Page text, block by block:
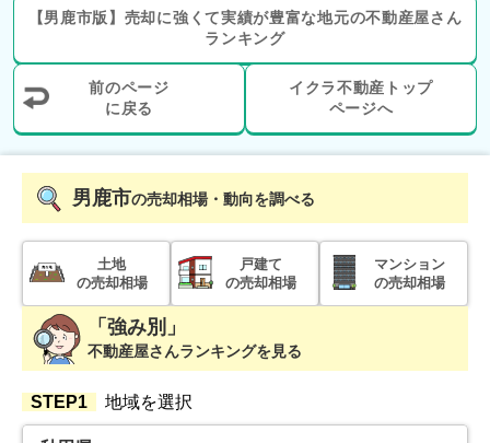
階数:3階 築年数:38年
土地面積:
300万円
秋田県男鹿市船川港南平沢
階数:2階 築年数:40年
建物面積:
106 土地面積: 1071
100万円
秋田県男鹿市福米沢
階数:2階 築年数:50年
【男鹿市版】 売却に強くて実績が豊富な地元の不動産屋さん
ランキング
前のページ
に戻る
イクラ不動産トップ
ページへ
男鹿市の売却相場・動向を調べる
土地
の売却相場
戸建て
の売却相場
マンション
の売却相場
「強み別」
不動産屋さんランキングを見る
STEP1 地域を選択